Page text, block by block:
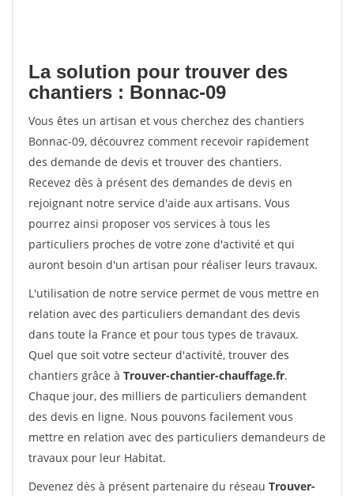
La solution pour trouver des
chantiers : Bonnac-09
Vous êtes un artisan et vous cherchez des chantiers
Bonnac-09, découvrez comment recevoir rapidement
des demande de devis et trouver des chantiers.
Recevez dès à présent des demandes de devis en
rejoignant notre service d'aide aux artisans. Vous
pourrez ainsi proposer vos services à tous les
particuliers proches de votre zone d'activité et qui
auront besoin d'un artisan pour réaliser leurs travaux.
L'utilisation de notre service permet de vous mettre en
relation avec des particuliers demandant des devis
dans toute la France et pour tous types de travaux.
Quel que soit votre secteur d'activité, trouver des
chantiers grâce à Trouver-chantier-chauffage.fr.
Chaque jour, des milliers de particuliers demandent
des devis en ligne. Nous pouvons facilement vous
mettre en relation avec des particuliers demandeurs de
travaux pour leur Habitat.
Devenez dès à présent partenaire du réseau Trouver-